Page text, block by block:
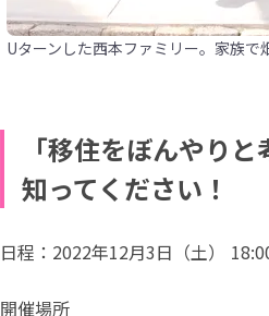
Uターンした西本ファミリー。家族で
「移住をぼんやり
知ってください！
日程：2022年12月3日（土）
開催場所